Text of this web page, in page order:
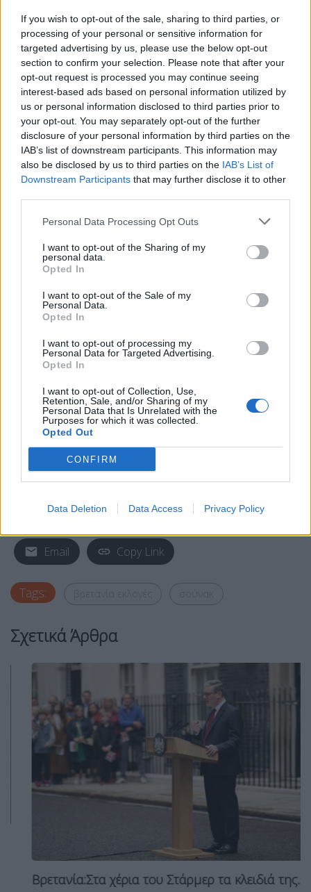
If you wish to opt-out of the sale, sharing to third parties, or
processing of your personal or sensitive information for
targeted advertising by us, please use the below opt-out
section to confirm your selection. Please note that after your
opt-out request is processed you may continue seeing
interest-based ads based on personal information utilized by
us or personal information disclosed to third parties prior to
your opt-out. You may separately opt-out of the further
disclosure of your personal information by third parties on the
IAB’s list of downstream participants. This information may
also be disclosed by us to third parties on the IAB’s List of
Downstream Participants that may further disclose it to other
Personal Data Processing Opt Outs
I want to opt-out of the Sharing of my
personal data.
Opted In
I want to opt-out of the Sale of my
Personal Data.
Opted In
I want to opt-out of processing my
Personal Data for Targeted Advertising.
Opted In
I want to opt-out of Collection, Use,
Retention, Sale, and/or Sharing of my
Personal Data that Is Unrelated with the
Purposes for which it was collected.
Opted Out
CONFIRM
Data Deletion Data Access Privacy Policy
Ο Ρίσι Σουνάκ επιβεβαίωσε ότι θα παραιτηθεί από
την ηγεσία του Συντηρητικού Κόμματος, μετά το
ισοπεδωτικό αποτέλεσμα για το κόμμα στις
χθεσινές βουλευτικές εκλογές.
Λέει ότι αυτό δεν θα γίνει «αμέσως», αλλά αφού
βρεθεί ο αντικαταστάτης του.
Ο απερχόμενος πρωθυπουργός ζήτησε συγγνώμη
από τους υποψήφιους και τους προεκλογικούς
άξιζαν οι προσπάθειές σας».
Υπενθυμίζεται ότι ο Σούνακ προς το παρόν
παραμένει επισήμως πρωθυπουργός, αν και
σύντομα θα υποβάλει την παραίτησή του στον
βασιλιά για να αναλάβει ο Κιρ Στάρμερ του
Εργατικού κόμματος.
Share on X Bluesky
Email Copy Link
Tags:
Σχετικά Άρθρα
Βρετανία:Στα χέρια του Στάρμερ τα κλειδιά της...